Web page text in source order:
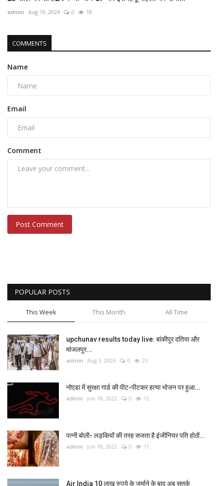
admin Aug 19, 2024 0 18
COMMENTS
Name
Email
Comment
Post Comment
POPULAR POSTS
This Week This Month All Time
upchunav results today live: बांकीपुर दतिया और
मांजलपुर...
admin Aug 3, 2026 0 23
नोएडा में सुरक्षा गार्ड की पीट-पीटकर हत्या भोजन पर हुआ...
admin Jun 18, 2022 0 12
पत्नी बोली- लड़कियों की तरह सजता है इंजीनियर पति होठों...
admin Jun 18, 2022 0 11
Air India 10 लाख रुपये के जुर्माने के बाद अब सतर्क